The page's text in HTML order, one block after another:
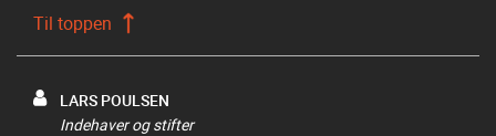
Til toppen
LARS POULSEN
Indehaver og stifter